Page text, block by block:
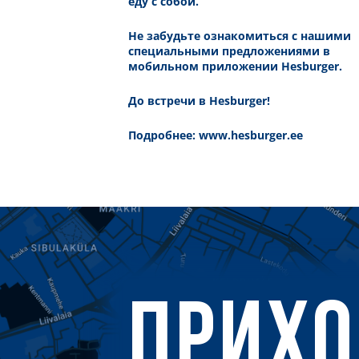
Не забудьте ознакомиться с нашими
специальными предложениями в
мобильном приложении Hesburger.
До встречи в Hesburger!
Подробнее: www.hesburger.ee